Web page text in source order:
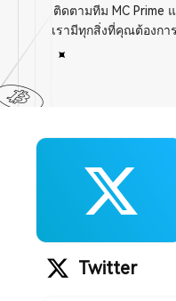
ติดตามทีม MC Prime
เรามีทุกสิ่งที่คุณต้องก
Twitter